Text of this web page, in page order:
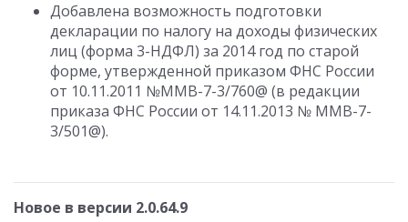
Добавлена возможность подготовки
декларации по налогу на доходы физических
лиц (форма 3-НДФЛ) за 2014 год по старой
форме, утвержденной приказом ФНС России
от 10.11.2011 №ММВ-7-3/760@ (в редакции
приказа ФНС России от 14.11.2013 № ММВ-7-
3/501@).
Новое в версии 2.0.64.9